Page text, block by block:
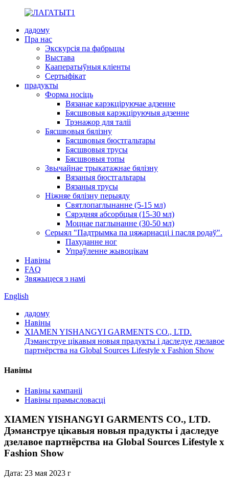
дадому
Пра нас
Экскурсія па фабрыцы
Выстава
Кааператыўныя кліенты
Сертыфікат
прадукты
Форма носіць
Вязанае карэкціруючае адзенне
Бясшвовыя карэкціруючыя адзенне
Трэнажор для таліі
Бясшвовыя бялізну
Бясшвовыя бюстгальтары
Бясшвовыя трусы
Бясшвовыя топы
Звычайнае трыкатажнае бялізну
Вязаныя бюстгальтары
Вязаныя трусы
Ніжняе бялізну перыяду
Святлопаглынанне (5-15 мл)
Сярэдняя абсорбцыя (15-30 мл)
Моцнае паглынанне (30-50 мл)
Серыял "Падтрымка па цяжарнасці і пасля родаў".
Пахуданне ног
Упраўленне жывоцікам
Навіны
FAQ
Звяжыцеся з намі
English
дадому
Навіны
XIAMEN YISHANGYI GARMENTS CO., LTD.
Дэманструе цікавыя новыя прадукты і даследуе дзелавое
партнёрства на Global Sources Lifestyle x Fashion Show
Навіны
Навіны кампаніі
Навіны прамысловасці
XIAMEN YISHANGYI GARMENTS CO., LTD.
Дэманструе цікавыя новыя прадукты і даследуе
дзелавое партнёрства на Global Sources Lifestyle x
Fashion Show
Дата: 23 мая 2023 г